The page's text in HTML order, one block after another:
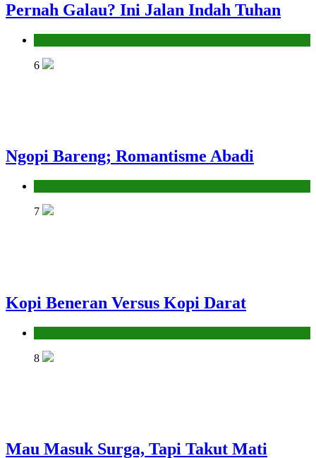
Pernah Galau? Ini Jalan Indah Tuhan
6
Ngopi Bareng; Romantisme Abadi
7
Kopi Beneran Versus Kopi Darat
8
Mau Masuk Surga, Tapi Takut Mati